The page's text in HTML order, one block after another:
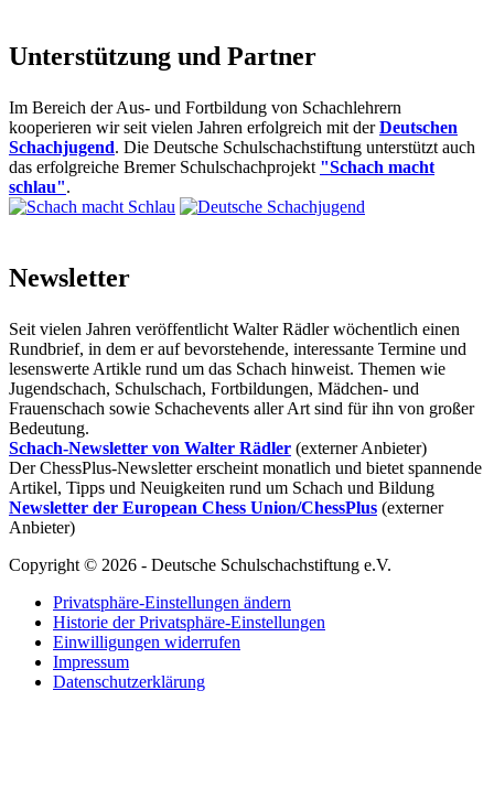
Unterstützung und Partner
Im Bereich der Aus- und Fortbildung von Schachlehrern
kooperieren wir seit vielen Jahren erfolgreich mit derDeutschen
Schachjugend. Die Deutsche Schulschachstiftung unterstützt auch
das erfolgreiche Bremer Schulschachprojekt "Schach macht
schlau".
Newsletter
Seit vielen Jahren veröffentlicht Walter Rädler wöchentlich einen
Rundbrief, in dem er auf bevorstehende, interessante Termine und
lesenswerte Artikle rund um das Schach hinweist. Themen wie
Jugendschach, Schulschach, Fortbildungen, Mädchen- und
Frauenschach sowie Schachevents aller Art sind für ihn von großer
Bedeutung.
Schach-Newsletter von Walter Rädler (externer Anbieter)
Der ChessPlus-Newsletter erscheint monatlich und bietet spannende
Artikel, Tipps und Neuigkeiten rund um Schach und Bildung
Newsletter der European Chess Union/ChessPlus (externer
Anbieter)
Copyright © 2026 - Deutsche Schulschachstiftung e.V.
Privatsphäre-Einstellungen ändern
Historie der Privatsphäre-Einstellungen
Einwilligungen widerrufen
Impressum
Datenschutzerklärung